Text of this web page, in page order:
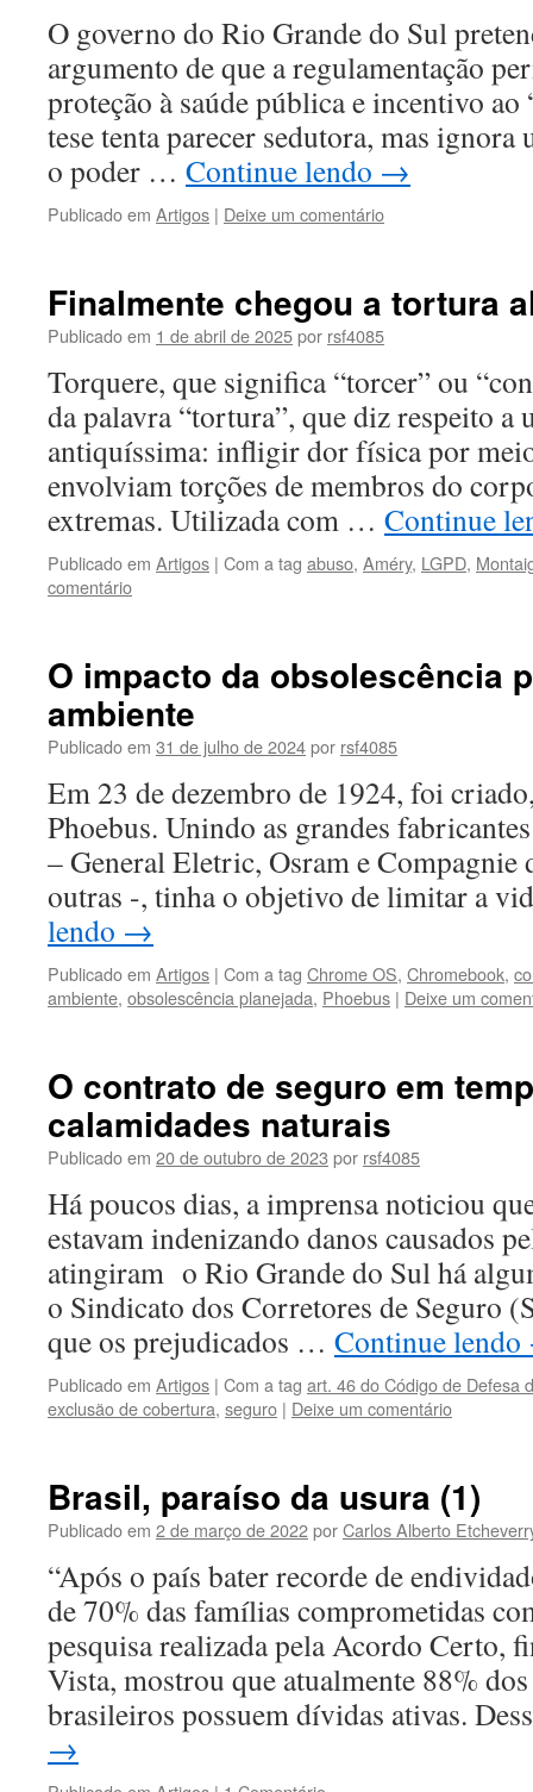
O governo do Rio Grande do Sul
argumento de que a regulamentação
proteção à saúde pública e incentivo
tese tenta parecer sedutora, mas
o poder … Continue lendo →
Publicado em Artigos | Deixe um comentário
Finalmente chegou a tortura
Publicado em 1 de abril de 2025por rsf4085
Torquere, que significa “torcer” ou
da palavra “tortura”, que diz respeito a
antiquíssima: infligir dor física por
envolviam torções de membros do
extremas. Utilizada com … Continue
Publicado em Artigos | Com a tag abuso, Améry, LGPD,
comentário
O impacto da obsolescência
ambiente
Publicado em 31 de julho de 2024por rsf4085
Em 23 de dezembro de 1924, foi
Phoebus. Unindo as grandes
– General Eletric, Osram e Compagnie
outras -, tinha o objetivo de limitar a
lendo →
Publicado em Artigos | Com a tag Chrome OS, Chromebook,
ambiente, obsolescência planejada, Phoebus | Deixe um
O contrato de seguro em
calamidades naturais
Publicado em 20 de outubro de 2023 por rsf4085
Há poucos dias, a imprensa noticiou
estavam indenizando danos causados
atingiram o Rio Grande do Sul há
o Sindicato dos Corretores de Seguro
que os prejudicados … Continue lendo
Publicado em Artigos | Com a tag art. 46 do Código de Defesa
exclusão de cobertura, seguro | Deixe um comentário
Brasil, paraíso da usura (1)
Publicado em 2 de março de 2022porCarlos Alberto
“Após o país bater recorde de
de 70% das famílias comprometidas
pesquisa realizada pela Acordo Certo,
Vista, mostrou que atualmente 88%
brasileiros possuem dívidas ativas.
→